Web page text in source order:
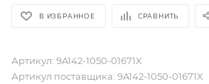
В ИЗБРАННОЕ СРАВНИТЬ
Артикул: 9A142-1050-01671X
Артикул поставщика: 9A142-1050-01671X